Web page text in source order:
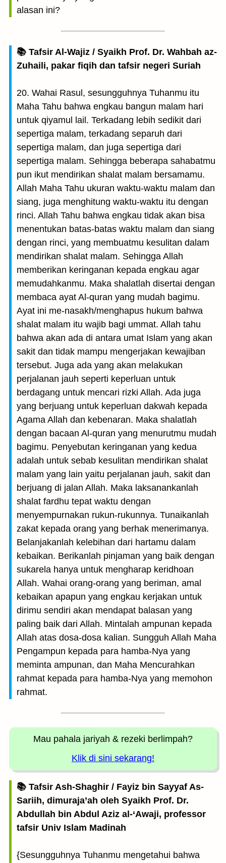
alasan ini?
📚 Tafsir Al-Wajiz / Syaikh Prof. Dr. Wahbah az-
Zuhaili, pakar fiqih dan tafsir negeri Suriah
20. Wahai Rasul, sesungguhnya Tuhanmu itu
Maha Tahu bahwa engkau bangun malam hari
untuk qiyamul lail. Terkadang lebih sedikit dari
sepertiga malam, terkadang separuh dari
sepertiga malam, dan juga sepertiga dari
sepertiga malam. Sehingga beberapa sahabatmu
pun ikut mendirikan shalat malam bersamamu.
Allah Maha Tahu ukuran waktu-waktu malam dan
siang, juga menghitung waktu-waktu itu dengan
rinci. Allah Tahu bahwa engkau tidak akan bisa
menentukan batas-batas waktu malam dan siang
dengan rinci, yang membuatmu kesulitan dalam
mendirikan shalat malam. Sehingga Allah
memberikan keringanan kepada engkau agar
memudahkanmu. Maka shalatlah disertai dengan
membaca ayat Al-quran yang mudah bagimu.
Ayat ini me-nasakh/menghapus hukum bahwa
shalat malam itu wajib bagi ummat. Allah tahu
bahwa akan ada di antara umat Islam yang akan
sakit dan tidak mampu mengerjakan kewajiban
tersebut. Juga ada yang akan melakukan
perjalanan jauh seperti keperluan untuk
berdagang untuk mencari rizki Allah. Ada juga
yang berjuang untuk keperluan dakwah kepada
Agama Allah dan kebenaran. Maka shalatlah
dengan bacaan Al-quran yang menurutmu mudah
bagimu. Penyebutan keringanan yang kedua
adalah untuk sebab kesulitan mendirikan shalat
malam yang lain yaitu perjalanan jauh, sakit dan
berjuang di jalan Allah. Maka laksanankanlah
shalat fardhu tepat waktu dengan
menyempurnakan rukun-rukunnya. Tunaikanlah
zakat kepada orang yang berhak menerimanya.
Belanjakanlah kelebihan dari hartamu dalam
kebaikan. Berikanlah pinjaman yang baik dengan
sukarela hanya untuk mengharap keridhoan
Allah. Wahai orang-orang yang beriman, amal
kebaikan apapun yang engkau kerjakan untuk
dirimu sendiri akan mendapat balasan yang
paling baik dari Allah. Mintalah ampunan kepada
Allah atas dosa-dosa kalian. Sungguh Allah Maha
Pengampun kepada para hamba-Nya yang
meminta ampunan, dan Maha Mencurahkan
rahmat kepada para hamba-Nya yang memohon
rahmat.
Mau pahala jariyah & rezeki berlimpah?
Klik di sini sekarang!
📚 Tafsir Ash-Shaghir / Fayiz bin Sayyaf As-
Sariih, dimuraja’ah oleh Syaikh Prof. Dr.
Abdullah bin Abdul Aziz al-‘Awaji, professor
tafsir Univ Islam Madinah
{Sesungguhnya Tuhanmu mengetahui bahwa